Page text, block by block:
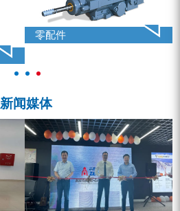
锚固钻机系列
FY水井钻车系列
水井专用螺杆空压机
雾炮机
洗轮机
零配件
新闻媒体